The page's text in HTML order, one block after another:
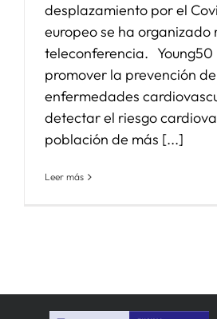
desplazamiento por el
europeo se ha organizado
teleconferencia. Young50
promover la prevención
enfermedades
detectar el riesgo
población de más [...]
Leer más